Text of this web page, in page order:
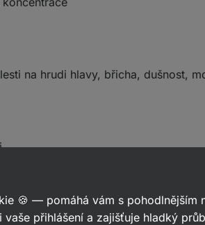
na hrudi hlavy, břicha, dušnost,
podávající vysoké výkony
a to nejen v
možná napadne, že podobné
🍪 — pomáhá vám s pohodlnějším
vaše přihlášení a zajišťuje hladký